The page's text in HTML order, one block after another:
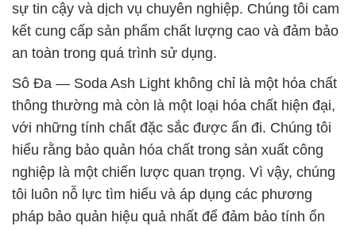
sự tin cậy và dịch vụ chuyên nghiệp. Chúng tôi cam
kết cung cấp sản phẩm chất lượng cao và đảm bảo
an toàn trong quá trình sử dụng.
Sô Đa — Soda Ash Light không chỉ là một hóa chất
thông thường mà còn là một loại hóa chất hiện đại,
với những tính chất đặc sắc được ẩn đi. Chúng tôi
hiểu rằng bảo quản hóa chất trong sản xuất công
nghiệp là một chiến lược quan trọng. Vì vậy, chúng
tôi luôn nỗ lực tìm hiểu và áp dụng các phương
pháp bảo quản hiệu quả nhất để đảm bảo tính ổn